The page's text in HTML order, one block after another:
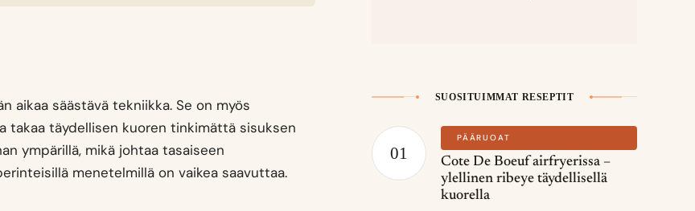
aikaa säästävä tekniikka. Se on myös
takaa täydellisen kuoren tinkimättä sisuksen
ympärillä, mikä johtaa tasaiseen
menetelmillä on vaikea saavuttaa.
SUOSITUIMMAT RESEPTIT
PÄÄRUOAT
Cote De Boeuf airfryerissa –
ylellinen ribeye täydellisellä
kuorella